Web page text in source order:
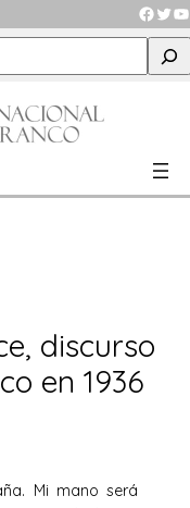
discurso
en 1936
Mi mano será